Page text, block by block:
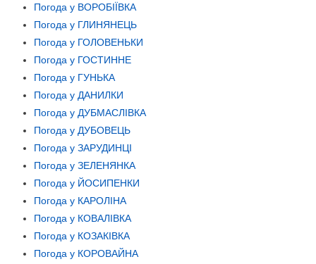
Погода у ВОРОБІЇВКА
Погода у ГЛИНЯНЕЦЬ
Погода у ГОЛОВЕНЬКИ
Погода у ГОСТИННЕ
Погода у ГУНЬКА
Погода у ДАНИЛКИ
Погода у ДУБМАСЛІВКА
Погода у ДУБОВЕЦЬ
Погода у ЗАРУДИНЦІ
Погода у ЗЕЛЕНЯНКА
Погода у ЙОСИПЕНКИ
Погода у КАРОЛІНА
Погода у КОВАЛІВКА
Погода у КОЗАКІВКА
Погода у КОРОВАЙНА